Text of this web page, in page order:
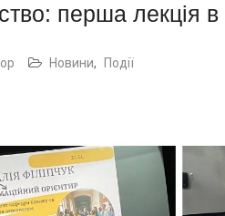
перша лекція в
Новини, Події